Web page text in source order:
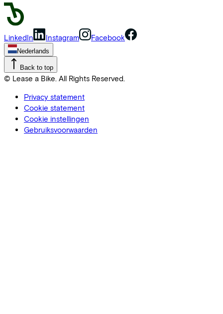
LinkedIn Instagram Facebook
Nederlands
Back to top
© Lease a Bike. All Rights Reserved.
Privacy statement
Cookie statement
Cookie instellingen
Gebruiksvoorwaarden